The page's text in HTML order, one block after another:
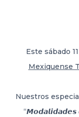
TRANSPARENCIA
Este sábado
Mexiquense
Nuestros
“𝙈𝙤𝙙𝙖𝙡𝙞𝙙𝙖𝙙𝙚𝙨